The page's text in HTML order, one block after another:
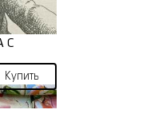
С
Купить